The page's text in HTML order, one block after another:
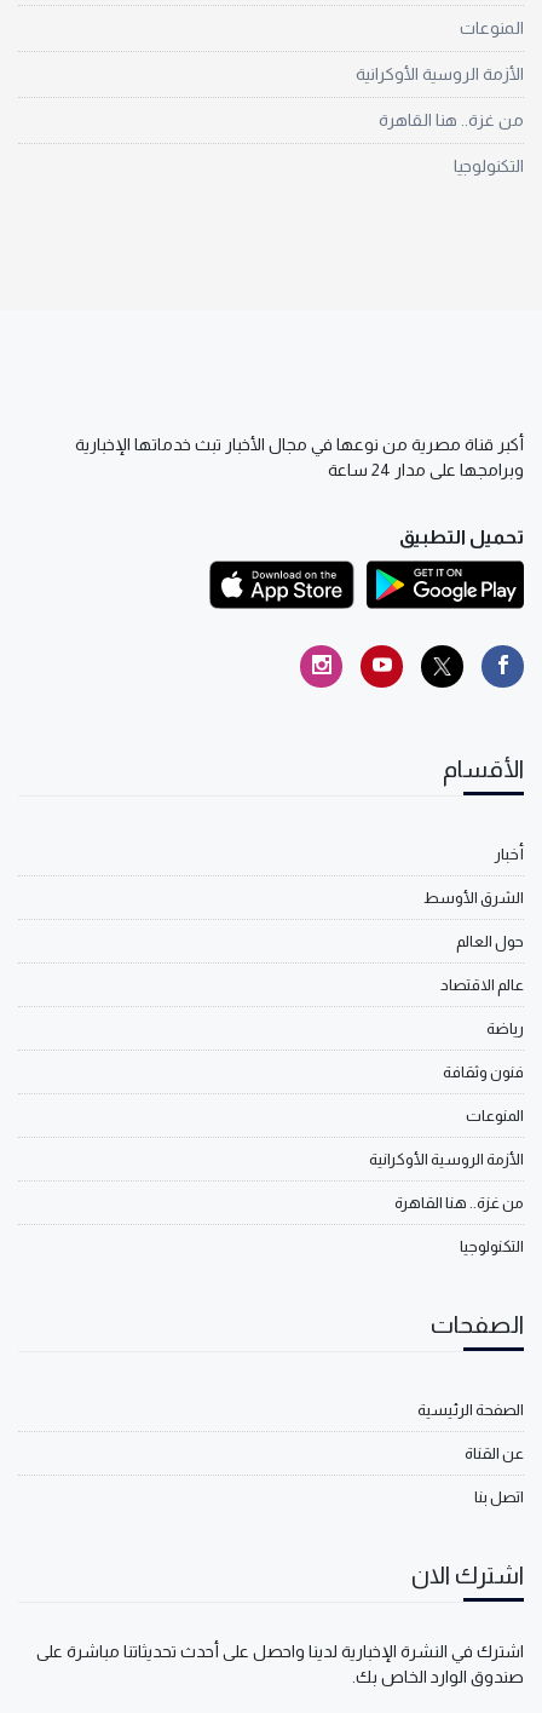
المنوعات
الأزمة الروسية الأوكرانية
من غزة.. هنا القاهرة
التكنولوجيا
أكبر قناة مصرية من نوعها في مجال الأخبار تبث خدماتها الإخبارية
وبرامجها على مدار 24 ساعة
تحميل التطبيق
الأقسام
أخبار
الشرق الأوسط
حول العالم
عالم الاقتصاد
رياضة
فنون وثقافة
المنوعات
الأزمة الروسية الأوكرانية
من غزة.. هنا القاهرة
التكنولوجيا
الصفحات
الصفحة الرئيسية
عن القناة
اتصل بنا
اشترك الان
اشترك في النشرة الإخبارية لدينا واحصل على أحدث تحديثاتنا مباشرة على
صندوق الوارد الخاص بك.